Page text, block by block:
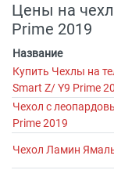
Цены на
Prime 2019
Название
Купить Чехлы на
Smart Z/ Y9 Prime
Чехол с
Prime 2019
Чехол Ламин